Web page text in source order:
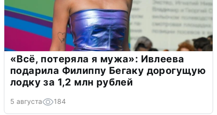
«Всё, потеряла я мужа»: Ивлеева
подарила Филиппу Бегаку дорогущую
лодку за 1,2 млн рублей
5 августа 184